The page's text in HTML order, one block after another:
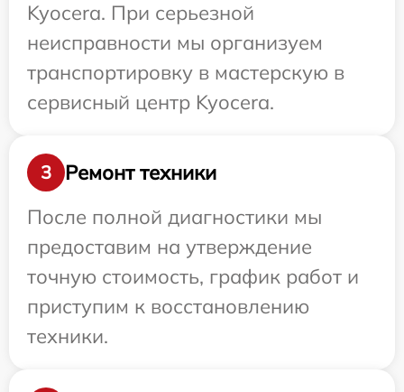
Kyocera. При серьезной
неисправности мы организуем
транспортировку в мастерскую в
сервисный центр Kyocera.
3
Ремонт техники
После полной диагностики мы
предоставим на утверждение
точную стоимость, график работ и
приступим к восстановлению
техники.